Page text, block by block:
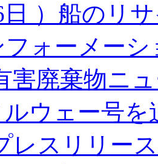
日 ）船のリ
ォーメー
害廃棄物ニ
ルウェー号
レスリリ